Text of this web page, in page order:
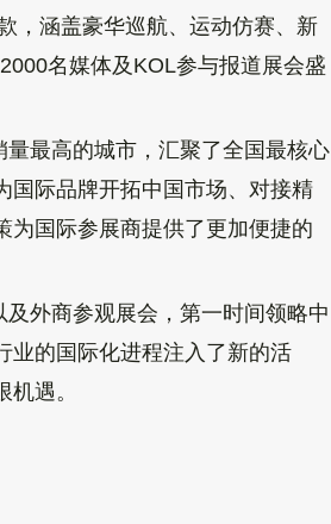
，涵盖豪华巡航、运动仿赛、新
名媒体及KOL参与报道展会盛
最高的城市，汇聚了全国最核心
国际品牌开拓中国市场、对接精
为国际参展商提供了更加便捷的
外商参观展会，第一时间领略中
业的国际化进程注入了新的活
机遇。